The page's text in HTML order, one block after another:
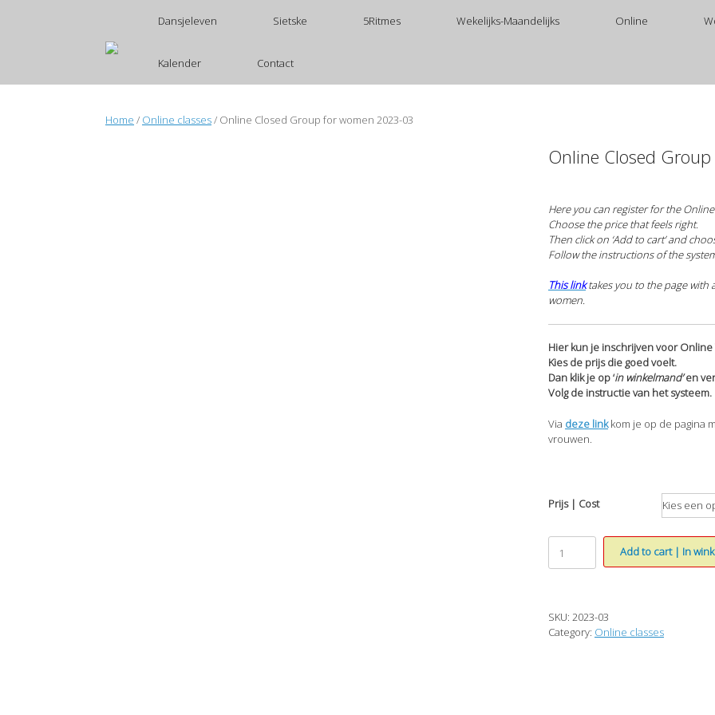
Dansjeleven Sietske 5Ritmes Wekelijks-Maandelijks Online
Kalender Contact
Home / Online classes/ Online Closed Group for women 2023-03
Online Closed
Here you can register for the
Choose the price that feels right.
Then click on ‘Add to cart’ and
Follow the instructions of the
This linktakes you to the page with
women.
Hier kun je inschrijven voor
Kies de prijs die goed voelt.
Dan klik je op ‘in winkelmand’en
Volg de instructie van het systeem.
Via deze linkkom je op de pagina
vrouwen.
Prijs | Cost
Online
Closed
Group
2023-
03
Add to cart | In
SKU: 2023-03
Category: Online classes